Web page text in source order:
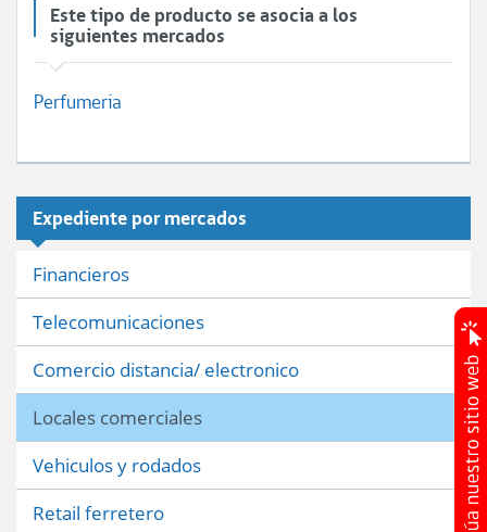
Este tipo de producto se asocia a los
siguientes mercados
Perfumeria
Expediente por mercados
Financieros
Telecomunicaciones
Comercio distancia/ electronico
Locales comerciales
Vehiculos y rodados
Retail ferretero